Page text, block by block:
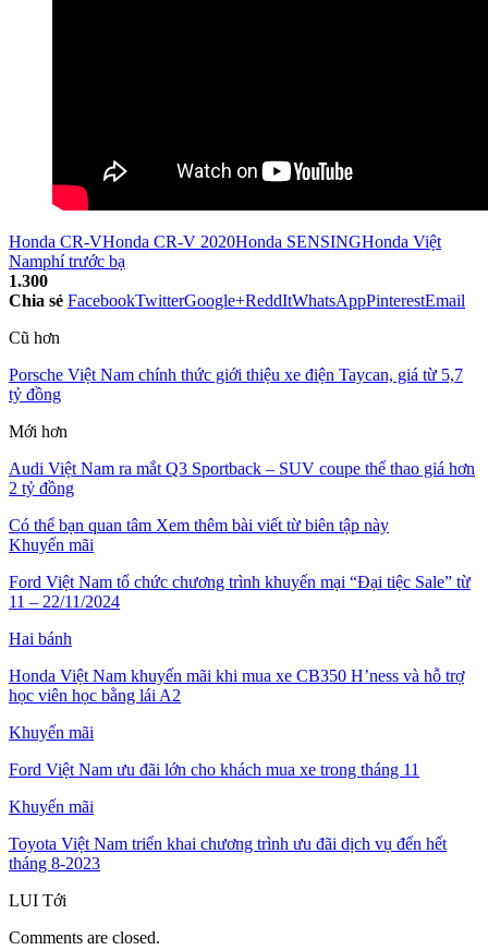
Honda CR-VHonda CR-V 2020Honda SENSINGHonda Việt
Namphí trước bạ
1.300
Chia sẻ FacebookTwitterGoogle+ReddItWhatsAppPinterestEmail
Cũ hơn
Porsche Việt Nam chính thức giới thiệu xe điện Taycan, giá từ 5,7
tỷ đồng
Mới hơn
Audi Việt Nam ra mắt Q3 Sportback – SUV coupe thể thao giá hơn
2 tỷ đồng
Có thể bạn quan tâm Xem thêm bài viết từ biên tập này
Khuyến mãi
Ford Việt Nam tổ chức chương trình khuyến mại “Đại tiệc Sale” từ
11 – 22/11/2024
Hai bánh
Honda Việt Nam khuyến mãi khi mua xe CB350 H’ness và hỗ trợ
học viên học bằng lái A2
Khuyến mãi
Ford Việt Nam ưu đãi lớn cho khách mua xe trong tháng 11
Khuyến mãi
Toyota Việt Nam triển khai chương trình ưu đãi dịch vụ đến hết
tháng 8-2023
LUI Tới
Comments are closed.